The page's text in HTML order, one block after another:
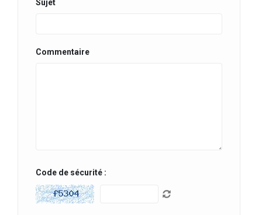
Sujet
Commentaire
Code de sécurité :